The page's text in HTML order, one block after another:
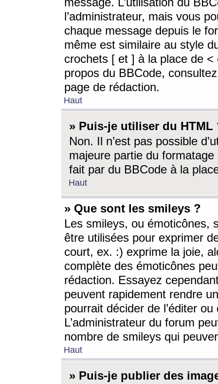
l’administrateur, mais vous
chaque message depuis le
même est similaire au style
crochets [ et ] à la place de <
propos du BBCode,
page de rédaction.
Haut
» Puis-je utiliser du HTML
Non. Il n’est pas possible
majeure partie du
fait par du BBCode à la
Haut
» Que sont les smileys ?
Les smileys, ou émoticônes,
être utilisées pour exprimer
court, ex. :) exprime la joie,
complète des émoticônes
rédaction. Essayez
peuvent rapidement rendre
pourrait décider de l’éditer
L’administrateur du forum
nombre de smileys qui
Haut
» Puis-je publier des